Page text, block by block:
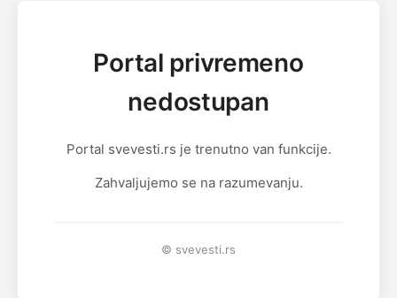
Portal privremeno
nedostupan
Portal svevesti.rs je trenutno van funkcije.
Zahvaljujemo se na razumevanju.
© svevesti.rs